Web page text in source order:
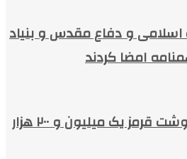
اسلامی و دفاع مقدس و بنیاد
امضا کردند
قیمت هر کیلو گوشت قرمز یک میلیون و ۲۰۰ هزار